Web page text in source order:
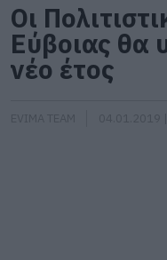
Οι
Εύβοιας θα
νέο έτος